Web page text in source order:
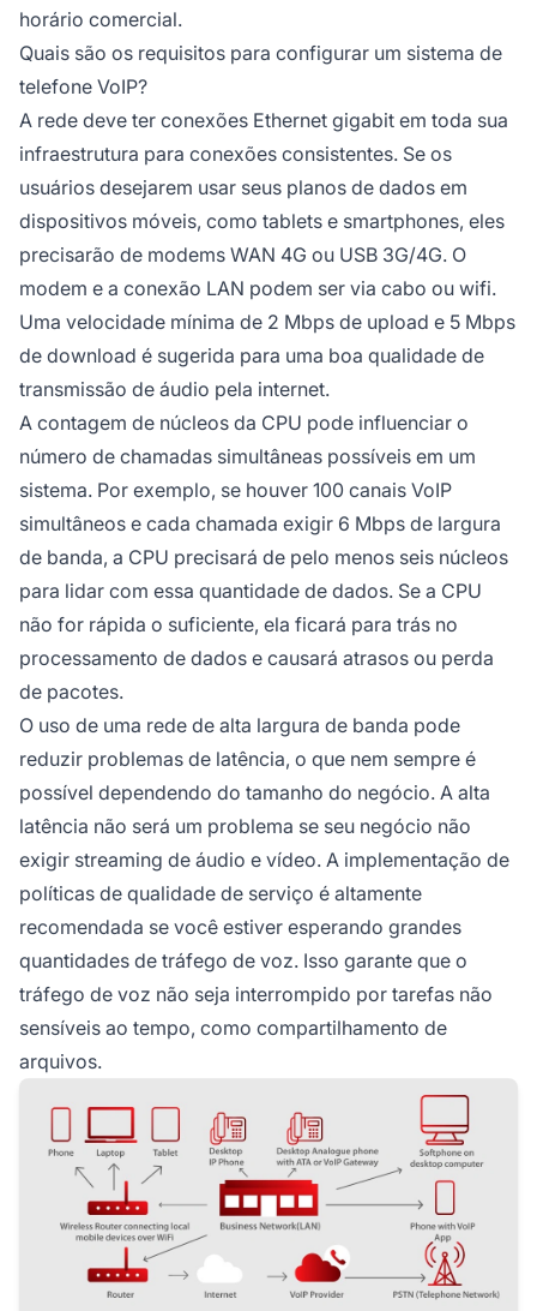
horário comercial.
Quais são os requisitos para configurar um sistema de
telefone VoIP?
A rede deve ter conexões Ethernet gigabit em toda sua
infraestrutura para conexões consistentes. Se os
usuários desejarem usar seus planos de dados em
dispositivos móveis, como tablets e smartphones, eles
precisarão de modems WAN 4G ou USB 3G/4G. O
modem e a conexão LAN podem ser via cabo ou wifi.
Uma velocidade mínima de 2 Mbps de upload e 5 Mbps
de download é sugerida para uma boa qualidade de
transmissão de áudio pela internet.
A contagem de núcleos da CPU pode influenciar o
número de chamadas simultâneas possíveis em um
sistema. Por exemplo, se houver 100 canais VoIP
simultâneos e cada chamada exigir 6 Mbps de largura
de banda, a CPU precisará de pelo menos seis núcleos
para lidar com essa quantidade de dados. Se a CPU
não for rápida o suficiente, ela ficará para trás no
processamento de dados e causará atrasos ou perda
de pacotes.
O uso de uma rede de alta largura de banda pode
reduzir problemas de latência, o que nem sempre é
possível dependendo do tamanho do negócio. A alta
latência não será um problema se seu negócio não
exigir streaming de áudio e vídeo. A implementação de
políticas de qualidade de serviço é altamente
recomendada se você estiver esperando grandes
quantidades de tráfego de voz. Isso garante que o
tráfego de voz não seja interrompido por tarefas não
sensíveis ao tempo, como compartilhamento de
arquivos.